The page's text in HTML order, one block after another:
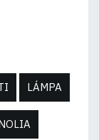
LÁMPA